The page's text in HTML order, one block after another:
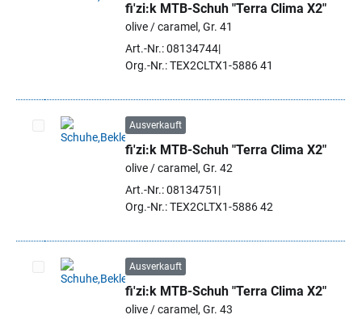
Artikel auswählen
fi'zi:k MTB-Schuh "Terra Clima X2"
olive / caramel, Gr. 41
Art.-Nr.: 08134744
Org.-Nr.: TEX2CLTX1-5886 41
Artikel auswählen
Ausverkauft
fi'zi:k MTB-Schuh "Terra Clima X2"
olive / caramel, Gr. 42
Art.-Nr.: 08134751
Org.-Nr.: TEX2CLTX1-5886 42
Artikel auswählen
Ausverkauft
fi'zi:k MTB-Schuh "Terra Clima X2"
olive / caramel, Gr. 43